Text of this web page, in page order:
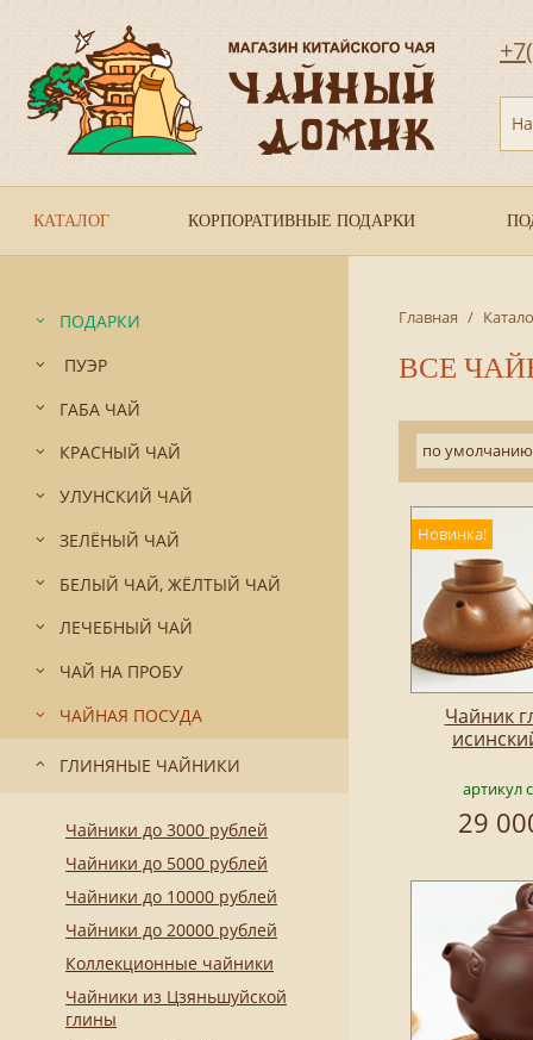
КАТАЛОГ КОРПОРАТИВНЫЕ ПОДАРКИ
ПОДАРКИ
ПУЭР
ГАБА ЧАЙ
КРАСНЫЙ ЧАЙ
УЛУНСКИЙ ЧАЙ
ЗЕЛЁНЫЙ ЧАЙ
БЕЛЫЙ ЧАЙ, ЖЁЛТЫЙ ЧАЙ
ЛЕЧЕБНЫЙ ЧАЙ
ЧАЙ НА ПРОБУ
ЧАЙНАЯ ПОСУДА
ГЛИНЯНЫЕ ЧАЙНИКИ
Чайники до 3000 рублей
Чайники до 5000 рублей
Чайники до 10000 рублей
Чайники до 20000 рублей
Коллекционные чайники
Чайники из Цзяньшуйской
глины
Главная /
ВСЕ
по умолчанию
Новинка!
Чайник
артикул
29